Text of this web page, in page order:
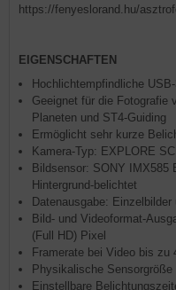
https://fenyeslorand.hu/
EIGENSCHAFTEN
Hochlichtempfindliche
Geeignet für die Fotografie
Planeten und ST4-Guiding
Ermöglicht sehr kurze
Kamera-Typ: EXPLORE
Bildsensor: SONY IMX585
Hintergrund-belichtet
Datenausgabe: Einzelbilder
Bild- und Videoformat-
(Full HD) Pixel
Framerate bei Video bis zu
Physikalische
Einstellbare